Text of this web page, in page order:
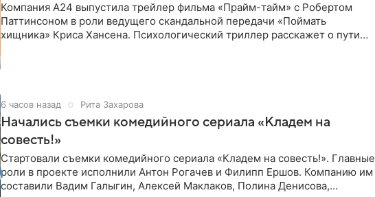
Компания A24 выпустила трейлер фильма «Прайм-тайм» с Робертом
Паттинсоном в роли ведущего скандальной передачи «Поймать
хищника» Криса Хансена. Психологический триллер расскажет о пути
6 часов назад Рита Захарова
Начались съемки комедийного сериала «Кладем на
совесть!»
Стартовали съемки комедийного сериала «Кладем на совесть!». Главные
роли в проекте исполнили Антон Рогачев и Филипп Ершов. Компанию им
составили Вадим Галыгин, Алексей Маклаков, Полина Денисова,